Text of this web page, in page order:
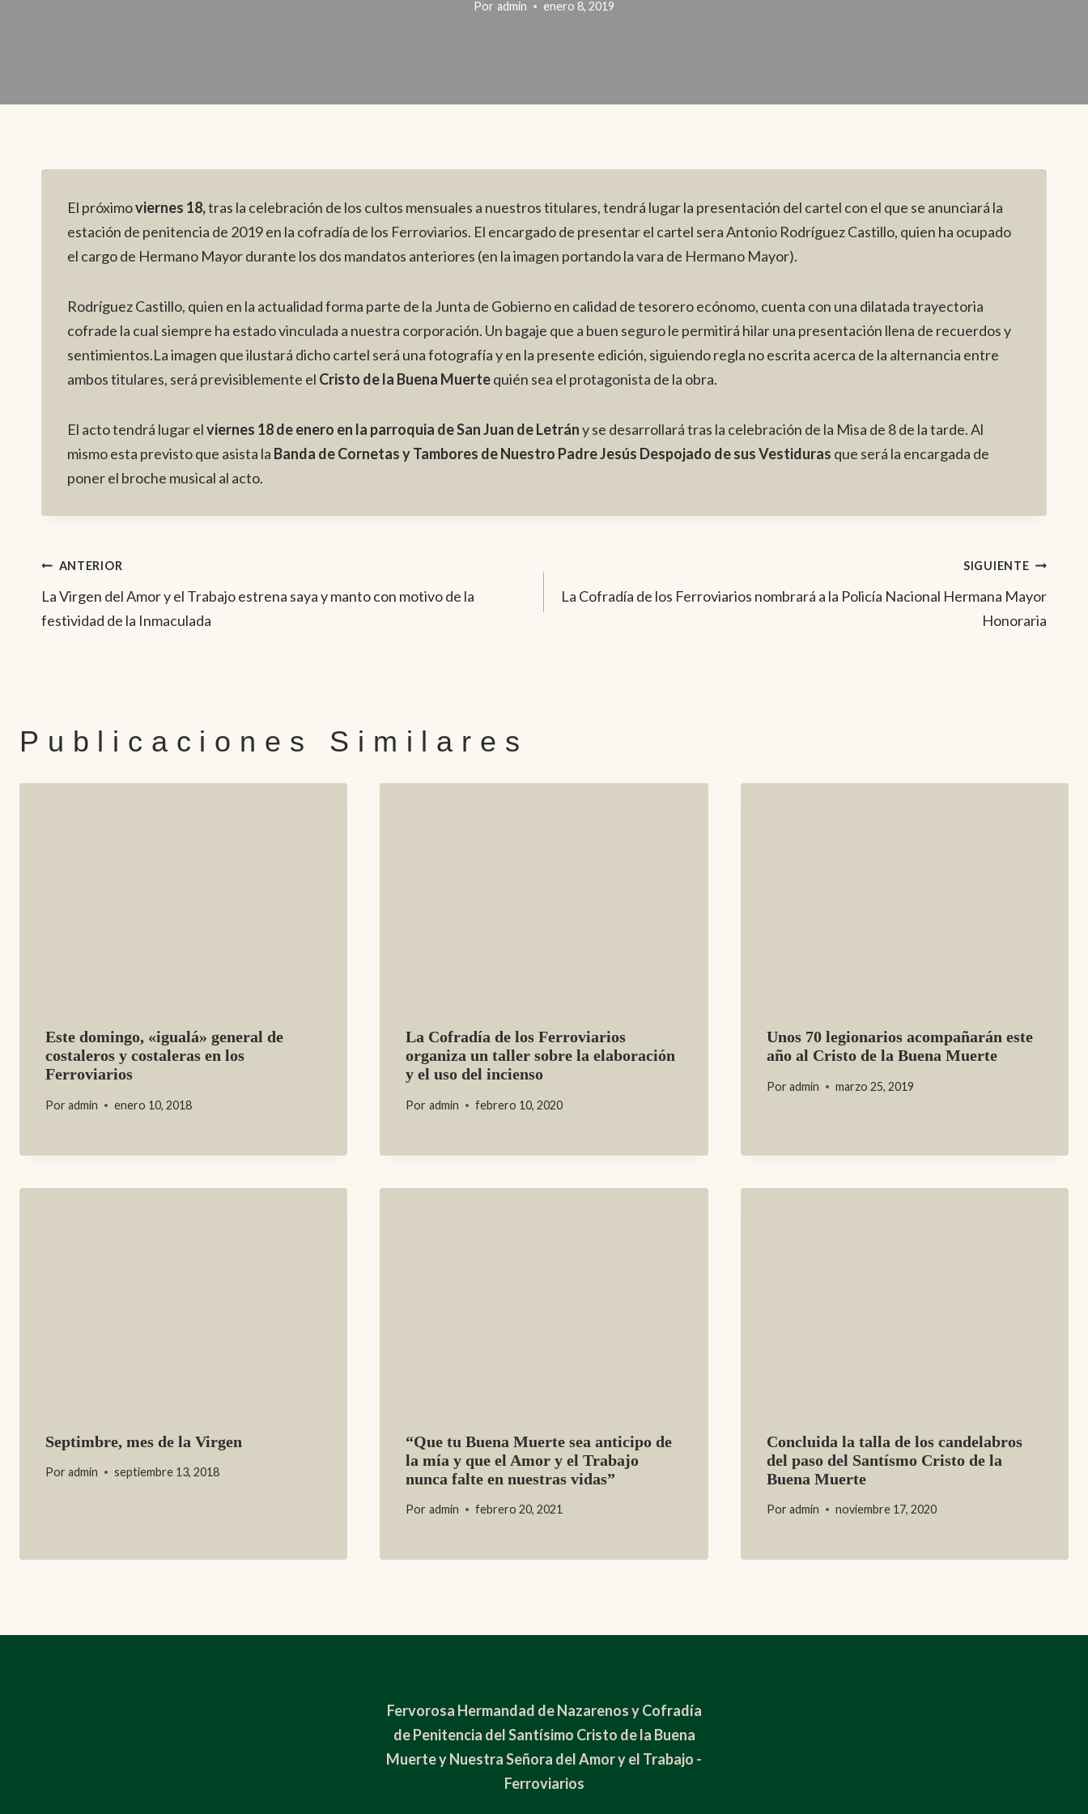
Por admin enero 8, 2019
El próximoviernes 18,tras la celebración de los cultos mensuales a nuestros titulares, tendrá lugar la presentación del cartel con el que se anunciará la
estación de penitencia de 2019 en la cofradía de los Ferroviarios. El encargado de presentar el cartel sera Antonio Rodríguez Castillo, quien ha ocupado
el cargo de Hermano Mayor durante los dos mandatos anteriores (en la imagen portando la vara de Hermano Mayor).
Rodríguez Castillo, quien en la actualidad forma parte de la Junta de Gobierno en calidad de tesorero ecónomo, cuenta con una dilatada trayectoria
cofrade la cual siempre ha estado vinculada a nuestra corporación. Un bagaje que a buen seguro le permitirá hilar una presentación llena de recuerdos y
sentimientos.La imagen que ilustará dicho cartel será una fotografía y en la presente edición, siguiendo regla no escrita acerca de la alternancia entre
ambos titulares, será previsiblemente el Cristo de la Buena Muertequién sea el protagonista de la obra.
El acto tendrá lugar elviernes 18 de enero en la parroquia de San Juan de Letrány se desarrollará tras la celebración de la Misa de 8 de la tarde. Al
mismo esta previsto que asista la Banda de Cornetas y Tambores de Nuestro Padre Jesús Despojado de sus Vestiduras que será la encargada de
poner el broche musical al acto.
Navegación
de
ANTERIOR
La Virgen del Amor y el Trabajo estrena saya y manto con motivo de la
festividad de la Inmaculada
SIGUIENTE
La Cofradía de los Ferroviarios nombrará a la Policía Nacional Hermana Mayor
Honoraria
Publicaciones Similares
Este domingo, «igualá» general de
costaleros y costaleras en los
Ferroviarios
Por admin enero 10, 2018
La Cofradía de los Ferroviarios
organiza un taller sobre la elaboración
y el uso del incienso
Por admin febrero 10, 2020
Unos 70 legionarios acompañarán este
año al Cristo de la Buena Muerte
Por admin marzo 25, 2019
Septimbre, mes de la Virgen
Por admin septiembre 13, 2018
“Que tu Buena Muerte sea anticipo de
la mía y que el Amor y el Trabajo
nunca falte en nuestras vidas”
Por admin febrero 20, 2021
Concluida la talla de los candelabros
del paso del Santísmo Cristo de la
Buena Muerte
Por admin noviembre 17, 2020
Fervorosa Hermandad de Nazarenos y Cofradía
de Penitencia del Santísimo Cristo de la Buena
Muerte y Nuestra Señora del Amor y el Trabajo -
Ferroviarios